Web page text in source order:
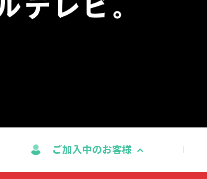
ご加入中のお客様